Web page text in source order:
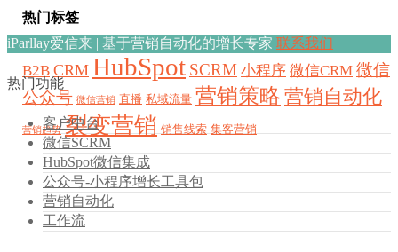
热门标签
B2B CRM HubSpot SCRM 小程序 微信CRM 微信
公众号 微信营销 直播 私域流量 营销策略 营销自动化
营销趋势 裂变营销 销售线索 集客营销
iParllay爱信来 | 基于营销自动化的增长专家 联系我们
热门功能
客户中台
微信SCRM
HubSpot微信集成
公众号-小程序增长工具包
营销自动化
工作流